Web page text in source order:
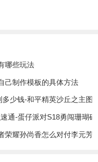
哪些玩法
己制作模板的具体方法
少钱-和平精英沙丘之主图
通-蛋仔派对S18勇闯珊瑚
荣耀孙尚香怎么对付李元芳